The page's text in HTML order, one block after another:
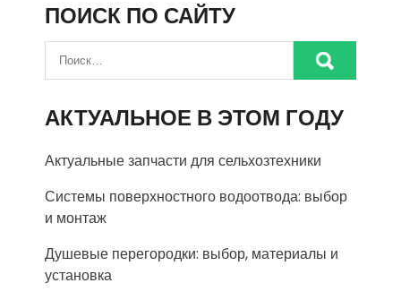
ПОИСК ПО САЙТУ
АКТУАЛЬНОЕ В ЭТОМ ГОДУ
Актуальные запчасти для сельхозтехники
Системы поверхностного водоотвода: выбор
и монтаж
Душевые перегородки: выбор, материалы и
установка